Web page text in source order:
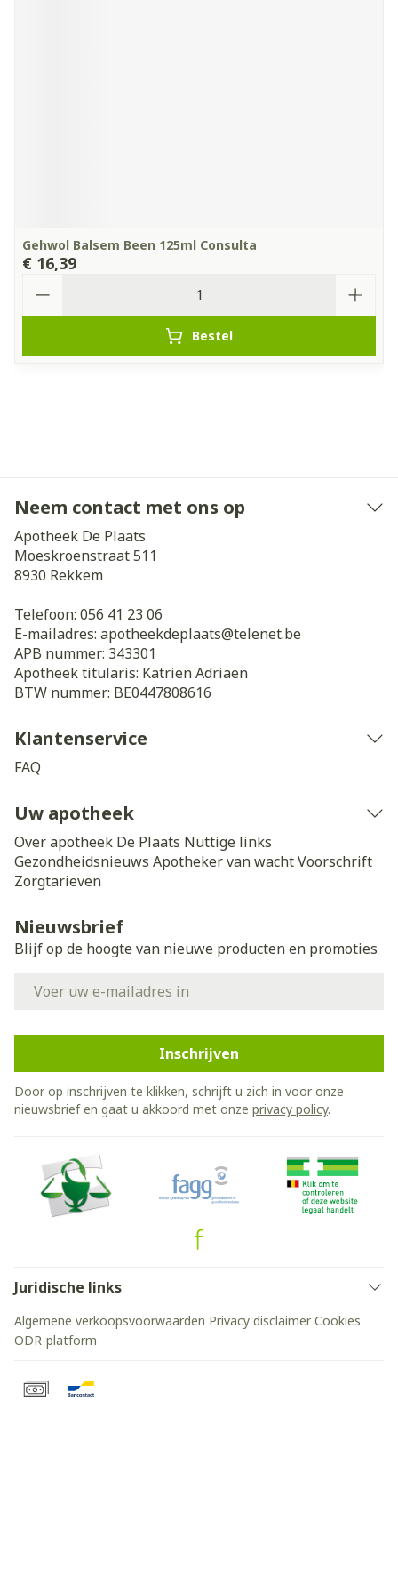
Gehwol Balsem Been 125ml Consulta
€ 16,39
Bestel
Neem contact met ons op
Apotheek De Plaats
Moeskroenstraat 511
8930 Rekkem
Telefoon: 056 41 23 06
E-mailadres: apotheekdeplaats@telenet.be
APB nummer: 343301
Apotheek titularis: Katrien Adriaen
BTW nummer: BE0447808616
Klantenservice
FAQ
Uw apotheek
Over apotheek De Plaats Nuttige links
Gezondheidsnieuws Apotheker van wachtVoorschrift
Zorgtarieven
Nieuwsbrief
Blijf op de hoogte van nieuwe producten en promoties
Inschrijven
Door op inschrijven te klikken, schrijft u zich in voor onze
nieuwsbrief en gaat u akkoord met onze privacy policy.
Juridische links
Algemene verkoopsvoorwaarden Privacy disclaimer Cookies
ODR-platform